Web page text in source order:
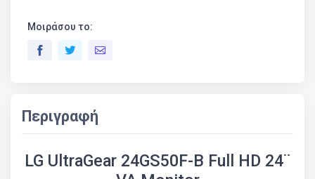
Μοιράσου το:
Περιγραφή
LG UltraGear 24GS50F-B Full HD 24¨